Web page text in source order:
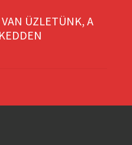
ÜZLETÜNK, A